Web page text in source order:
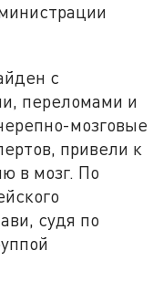
с
переломами и
мозговые
привели к
в мозг. По
судя по